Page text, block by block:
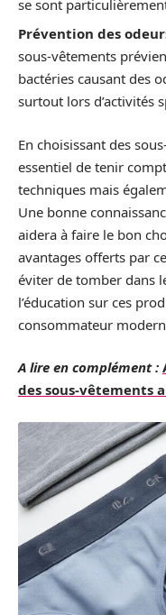
se sont
Prévention des
sous-vêtements
bactéries causant des
surtout lors d’activités
En choisissant des
essentiel de tenir
techniques mais
Une bonne
aidera à faire le bon
avantages offerts par
éviter de tomber dans
l’éducation sur ces
consommateur
A lire en complément :
des sous-vêtements